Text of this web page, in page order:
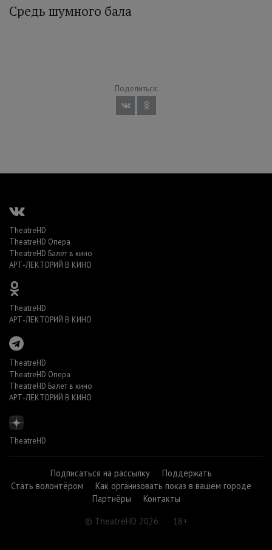
Средь шумного бала
Поделиться:
TheatreHD
TheatreHD Опера
TheatreHD Балет в кино
АРТ-ЛЕКТОРИЙ В КИНО
TheatreHD
АРТ-ЛЕКТОРИЙ В КИНО
TheatreHD
TheatreHD Опера
TheatreHD Балет в кино
АРТ-ЛЕКТОРИЙ В КИНО
TheatreHD
Подписаться на рассылку
Поддержать
Стать волонтёром
Как организовать показ в вашем городе
Партнёры
Контакты
© TheatreHD 2026
18+